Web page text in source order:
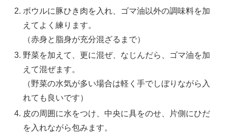
ボウルに豚ひき肉を入れ、ゴマ油以外の調味料を加
えてよく練ります。
（赤身と脂身が充分混ざるまで）
野菜を加えて、更に混ぜ、なじんだら、ゴマ油を加
えて混ぜます。
（野菜の水気が多い場合は軽く手でしぼりながら入
れても良いです）
皮の周囲に水をつけ、中央に具をのせ、片側にひだ
を入れながら包みます。